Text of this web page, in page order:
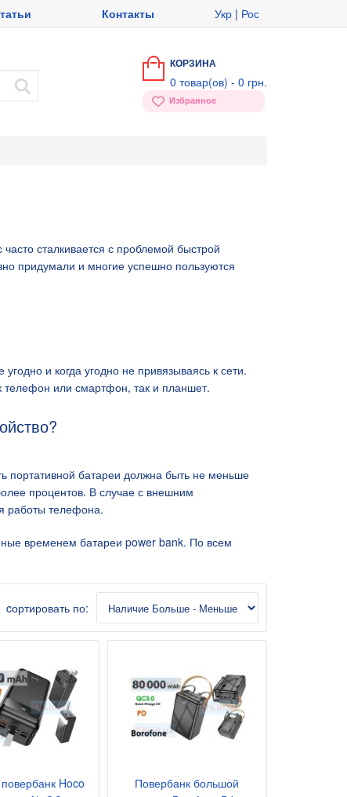
Контакты Укр | Рос
КОРЗИНА
0 товар(ов) - 0 грн.
Избранное
сталкивается с проблемой быстрой
придумали и многие успешно пользуются
и когда угодно не привязываясь к сети.
телефон или смартфон, так и планшет.
портативной батареи должна быть не меньше
процентов. В случае с внешним
работы телефона.
временем батареи power bank. По всем
cортировать по:
Hoco
Повербанк большой